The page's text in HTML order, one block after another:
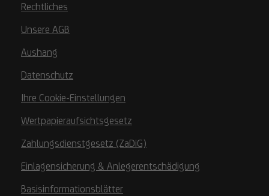
Rechtliches
Unsere AGB
Aushang
Datenschutz
Ihre Cookie-Einstellungen
Wertpapieraufsichtsgesetz
Zahlungsdienstgesetz (ZaDiG)
Einlagensicherung & Anlegerentschädigung
Basisinformationsblätter